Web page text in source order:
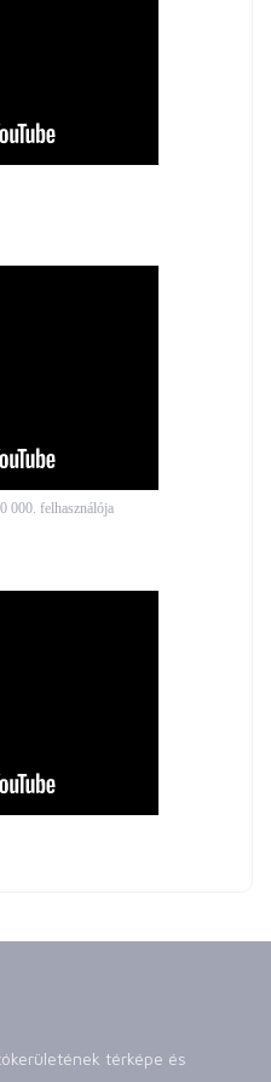
000. felhasználója
térképe és